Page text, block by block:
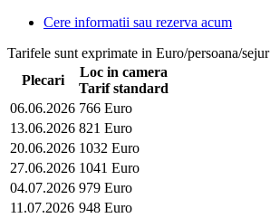
Cere informatii sau rezerva acum
Tarifele sunt exprimate in Euro/persoana/sejur
Plecari
Loc in camera
Tarif standard
06.06.2026 766 Euro
13.06.2026 821 Euro
20.06.2026 1032 Euro
27.06.2026 1041 Euro
04.07.2026 979 Euro
11.07.2026 948 Euro